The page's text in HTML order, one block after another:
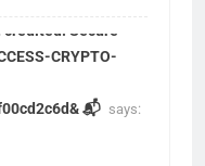
Secure
CRYPTO-
📬 says: